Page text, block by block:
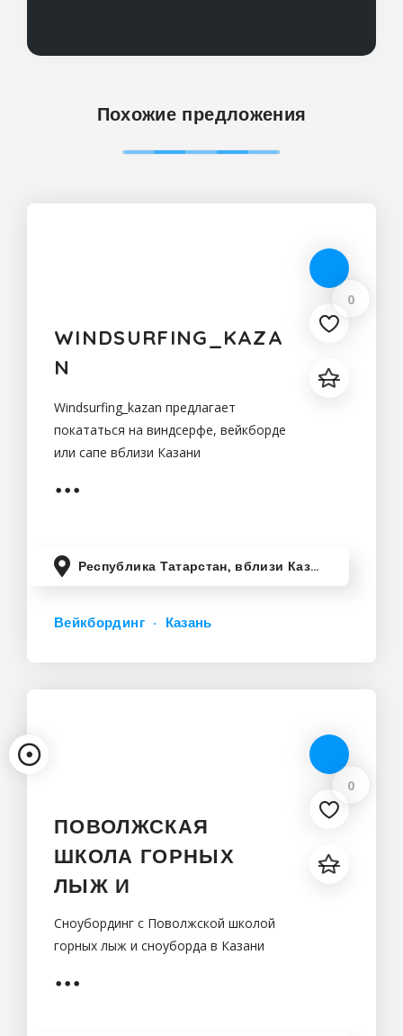
Похожие предложения
0
WINDSURFING_KAZA
N
Windsurfing_kazan предлагает
покататься на виндсерфе, вейкборде
или сапе вблизи Казани
Республика Татарстан, вблизи Казани
Вейкбординг Казань
0
ПОВОЛЖСКАЯ
ШКОЛА ГОРНЫХ
ЛЫЖ И
Сноубординг с Поволжской школой
горных лыж и сноуборда в Казани